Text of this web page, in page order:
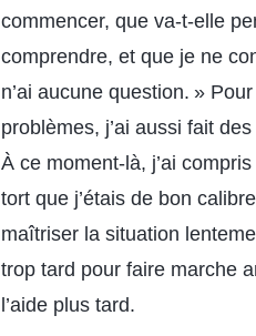
commencer, que va-t-elle
comprendre, et que je ne
n’ai aucune question. »
problèmes, j’ai aussi fait
À ce moment-là, j’ai
tort que j’étais de bon
maîtriser la situation
trop tard pour faire marche
l’aide plus tard.